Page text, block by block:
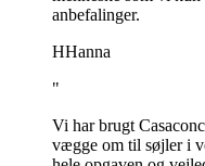
anbefalinger.
HHanna
"
Vi har brugt
vægge om til søjler i